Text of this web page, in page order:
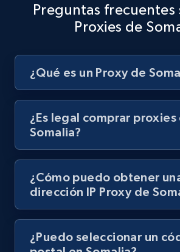
Preguntas frecuentes
Proxies de
¿Qué es un Proxy de
¿Es legal comprar proxies
Somalia?
¿Cómo puedo obtener
dirección IP Proxy de
¿Puedo seleccionar un